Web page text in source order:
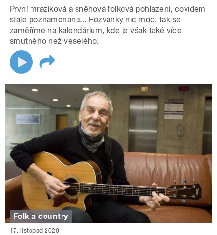
První mrazíková a sněhová folková pohlazení, covidem
stále poznamenaná... Pozvánky nic moc, tak se
zaměříme na kalendárium, kde je však také více
smutného než veselého.
Folk a country
17. listopad 2020